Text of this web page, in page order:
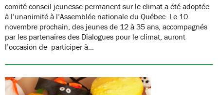
comité-conseil jeunesse permanent sur le climat a été adoptée
à l’unanimité à l’Assemblée nationale du Québec. Le 10
novembre prochain, des jeunes de 12 à 35 ans, accompagnés
par les partenaires des Dialogues pour le climat, auront
l’occasion de participer à…